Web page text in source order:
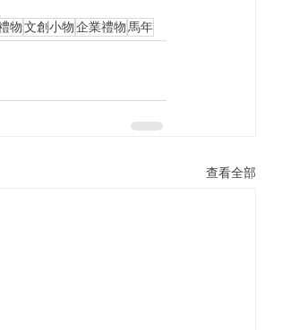
物文創小物企業禮物 馬年
查看全部